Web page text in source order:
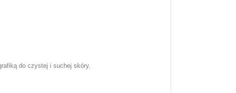
do czystej i suchej skóry.